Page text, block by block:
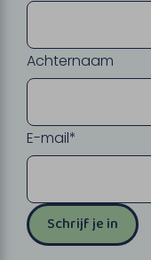
Achternaam
E-mail*
Schrijf je in